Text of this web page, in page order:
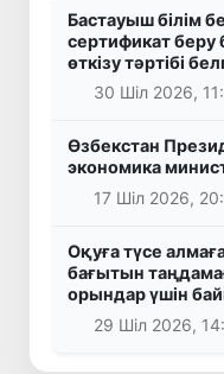
Бастауыш білім
сертификат
өткізу тәртібі
30 Шіл 2026,
Өзбекстан
экономика
17 Шіл 2026,
Оқуға түсе
бағытын
орындар үшін
29 Шіл 2026,